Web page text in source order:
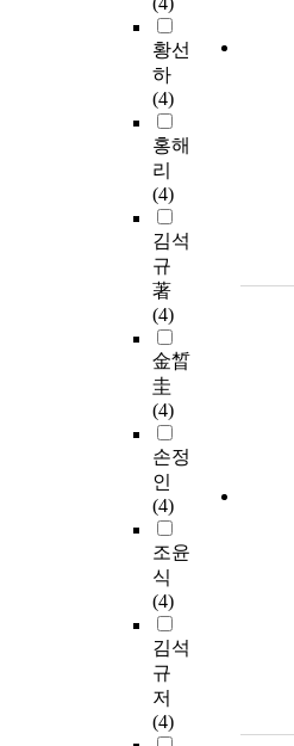
황선
하
(4)
홍해
리
(4)
김석
규
著
(4)
金晳
圭
(4)
손정
인
(4)
조윤
식
(4)
김석
규
저
(4)